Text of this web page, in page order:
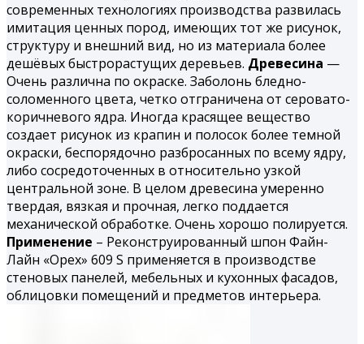
современных технологиях производства развилась
имитация ценных пород, имеющих тот же рисунок,
структуру и внешний вид, но из материала более
дешёвых быстрорастущих деревьев. Древесина —
Очень различна по окраске. Заболонь бледно-
соломенного цвета, четко отграничена от серовато-
коричневого ядра. Иногда красящее вещество
создает рисунок из крапин и полосок более темной
окраски, беспорядочно разбросанных по всему ядру,
либо сосредоточенных в относительно узкой
центральной зоне. В целом древесина умеренно
твердая, вязкая и проч­ная, легко поддается
механической обработке. Очень хорошо поли­руется.
Применение – Реконструированный шпон Файн-
Лайн «Орех» 609 S применяется в производстве
стеновых панелей, мебельных и кухонных фасадов,
облицовки помещений и предметов интерьера.